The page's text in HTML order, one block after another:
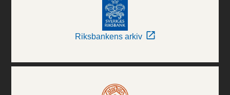
Riksbankens arkiv